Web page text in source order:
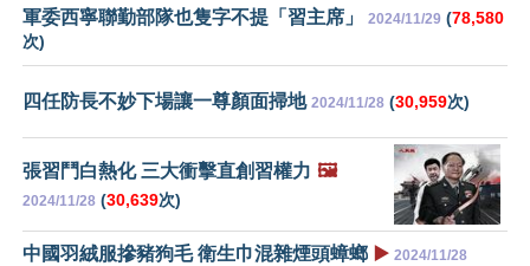
軍委西寧聯勤部隊也隻字不提「習主席」 2024/11/29 (78,580
次)
四任防長不妙下場讓一尊顏面掃地 2024/11/28 (30,959次)
張習鬥白熱化 三大衝擊直創習權力 🖼️
2024/11/28 (30,639次)
中國羽絨服摻豬狗毛 衛生巾混雜煙頭蟑螂 ▶️ 2024/11/28